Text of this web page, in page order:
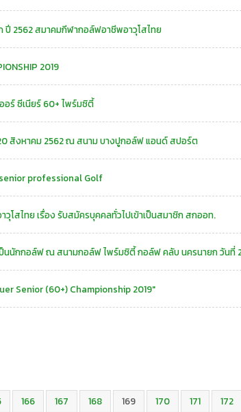
ปี 2562 สมาคมกีฬากอล์ฟอาชีพอาวุโสไทย
2019
อร์ ซีเนียร์ 60+ ไพร์มซิตี้
สิงหาคม 2562 ณ สนาม บางปูกอล์ฟ แอนด์ สปอร์ต
professional Golf
โสไทย เรื่อง รับสมัครบุคคลทั่วไปเข้าเป็นสมาชิก สกออท.
ป็นนักกอล์ฟ ณ สนามกอล์ฟ ไพร์มซิตี้ กอล์ฟ คลับ นครนายก วันที่
Senior (60+) Championship 2019"
166 167 168 169 170 171 172